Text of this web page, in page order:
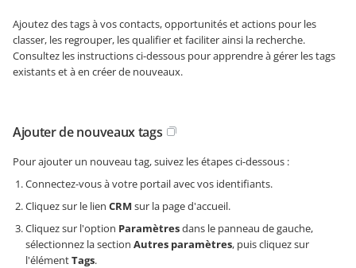
Ajoutez des tags à vos contacts, opportunités et actions pour les
classer, les regrouper, les qualifier et faciliter ainsi la recherche.
Consultez les instructions ci-dessous pour apprendre à gérer les tags
existants et à en créer de nouveaux.
Ajouter de nouveaux tags
Pour ajouter un nouveau tag, suivez les étapes ci-dessous :
Connectez-vous à votre portail avec vos identifiants.
Cliquez sur le lien CRM sur la page d'accueil.
Cliquez sur l'option Paramètresdans le panneau de gauche,
sélectionnez la section Autres paramètres, puis cliquez sur
l'élémentTags.